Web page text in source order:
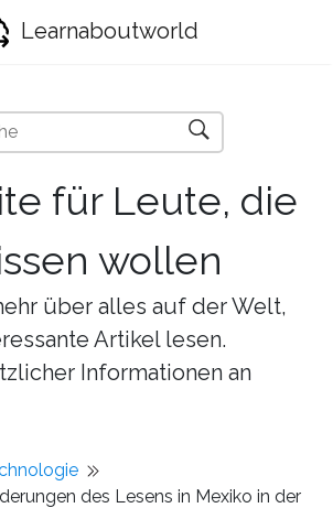
Learnaboutworld
für Leute, die
wollen
über alles auf der Welt,
Artikel lesen.
Informationen an
des Lesens in Mexiko in der